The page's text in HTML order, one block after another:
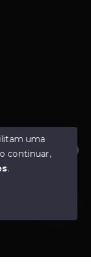
te ajudar.
- Todos
uma
continuar,
.